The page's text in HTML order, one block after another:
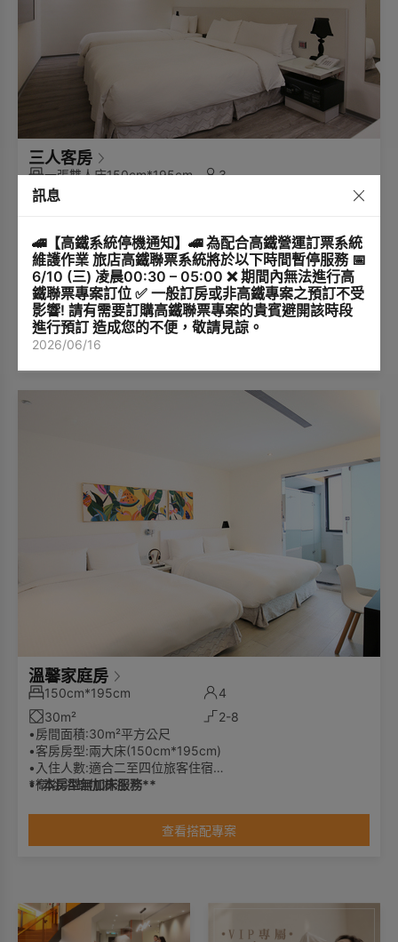
三人客房
一張雙人床150cm*195cm
及一張單人床
3
21m²
2-8
•房間面積:21m²平方公尺
•客房房型:一張雙人床150cm*195cm及一張單人床
100cm*195cm
•入住人數:適合二至三位旅客住宿
•衛浴:淋浴
•景觀:無窗
**本房型無加床服務**
溫馨家庭房
150cm*195cm
4
30m²
2-8
•房間面積:30m²平方公尺
•客房房型:兩大床(150cm*195cm)
•入住人數:適合二至四位旅客住宿
•衛浴:浴缸加淋浴
**本房型無加床服務**
查看搭配專案
訊息
🚄【高鐵系統停機通知】🚄 為配合高鐵營運訂票系統
維護作業 旅店高鐵聯票系統將於以下時間暫停服務 📅
6/10 (三) 凌晨00:30 – 05:00 ❌ 期間內無法進行高
鐵聯票專案訂位 ✅ 一般訂房或非高鐵專案之預訂不受
影響! 請有需要訂購高鐵聯票專案的貴賓避開該時段
進行預訂 造成您的不便，敬請見諒。
2026/06/16